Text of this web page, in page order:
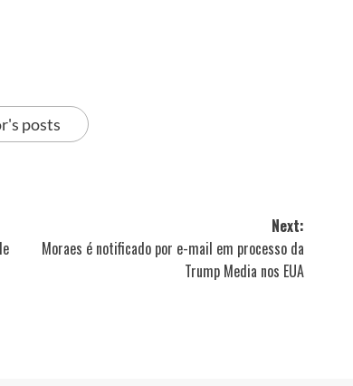
posts
Next:
Moraes é notificado por e-mail em processo da
Trump Media nos EUA